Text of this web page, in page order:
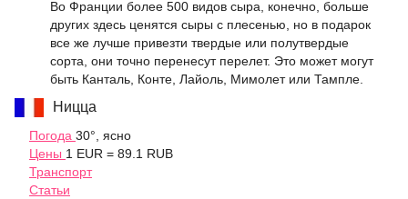
Во Франции более 500 видов сыра, конечно, больше
других здесь ценятся сыры с плесенью, но в подарок
все же лучше привезти твердые или полутвердые
сорта, они точно перенесут перелет. Это может могут
быть Канталь, Конте, Лайоль, Мимолет или Тампле.
Ницца
Погода 30°, ясно
Цены 1 EUR = 89.1 RUB
Транспорт
Статьи